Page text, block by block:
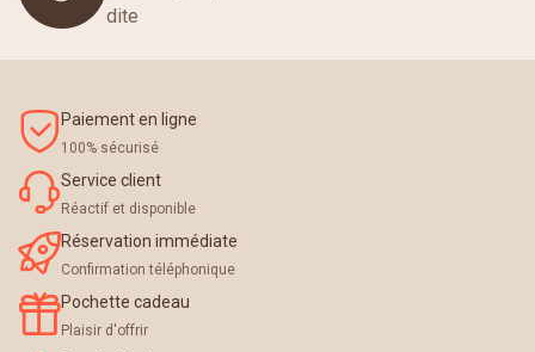
dite
Paiement en ligne
100% sécurisé
Service client
Réactif et disponible
Réservation immédiate
Confirmation téléphonique
Pochette cadeau
Plaisir d'offrir